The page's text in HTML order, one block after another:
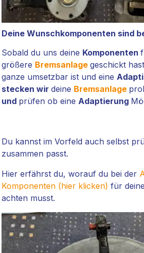
Deine Wunschkomponenten sind
Sobald du uns deine Komponenten
größere Bremsanlage geschickt
ganze umsetzbar ist und eine
stecken wir deine Bremsanlage
und prüfen ob eine Adaptierung
Du kannst im Vorfeld auch selbst
zusammen passt.
Hier erfährst du, worauf du bei der
Komponenten (hier klicken) für deine
achten musst.